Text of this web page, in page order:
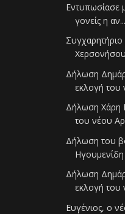
Εντυπωσίασε
γονείς η αν...
Χερσονήσου
Δήλωση
εκλογή του
Δήλωση Χάρη
του νέου
Δήλωση του
Ηγουμενίδη
Δήλωση
εκλογή του
Ευγένιος, ο